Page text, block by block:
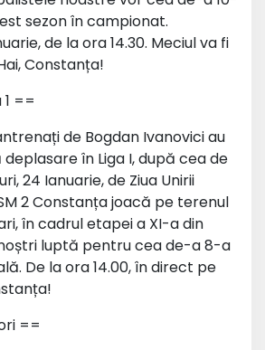
sezon în campionat.
de la ora 14.30. Meciul va fi
Constanța!
==
de Bogdan Ivanovici au
în Liga I, după cea de
24 Ianuarie, de Ziua Unirii
2 Constanța joacă pe terenul
în cadrul etapei a XI-a din
luptă pentru cea de-a 8-a
De la ora 14.00, în direct pe
==